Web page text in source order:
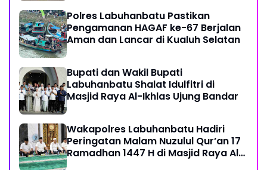
Polres Labuhanbatu Pastikan
Pengamanan HAGAF ke-67 Berjalan
Aman dan Lancar di Kualuh Selatan
Bupati dan Wakil Bupati
Labuhanbatu Shalat Idulfitri di
Masjid Raya Al-Ikhlas Ujung Bandar
Wakapolres Labuhanbatu Hadiri
Peringatan Malam Nuzulul Qur’an 17
Ramadhan 1447 H di Masjid Raya Al-